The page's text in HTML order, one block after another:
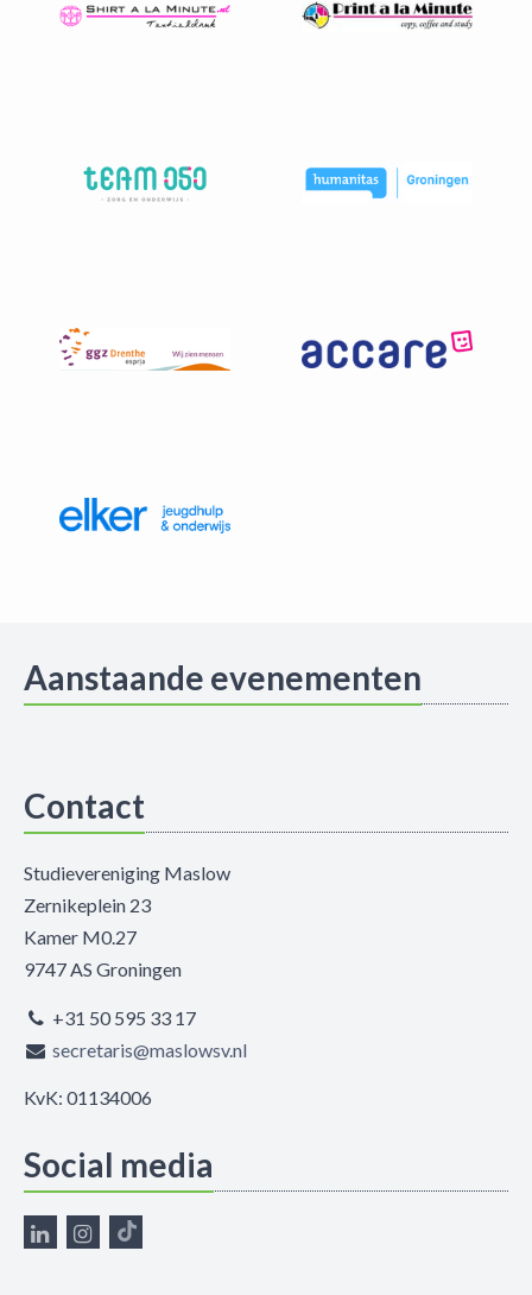
Aanstaande evenementen
Contact
Studievereniging Maslow
Zernikeplein 23
Kamer M0.27
9747 AS Groningen
+31 50 595 33 17
secretaris@maslowsv.nl
KvK: 01134006
Social media